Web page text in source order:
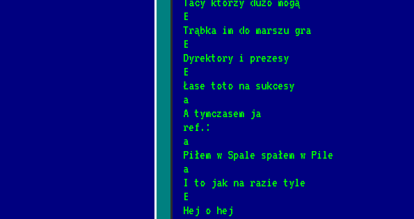
Gdybym miał gitarę
1/27/2025[Piosenka biesiadna]
8/2/2026 [Ramones]
12/20/2025 [Religijne]
Papaja marakuja mango ananas
3/31/2025
E
Trąbka im do marszu gra
E
Dyrektory i prezesy
E
Łase toto na sukcesy
a
A tymczasem ja
ref.:
a
Piłem w Spale spałem w Pile
a
I to jak na razie tyle
E
Hej o hej